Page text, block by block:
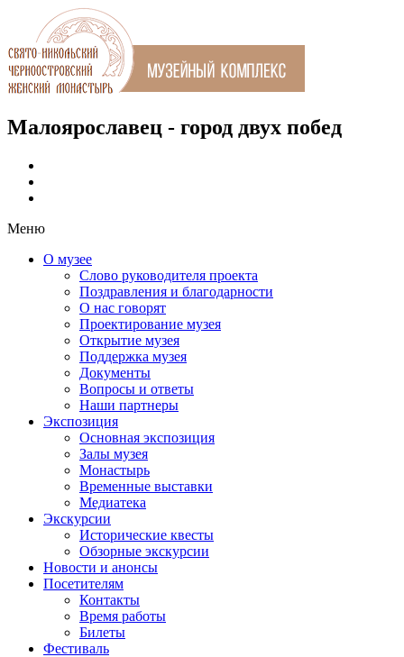
Малоярославец - город двух побед
Меню
О музее
Слово руководителя проекта
Поздравления и благодарности
О нас говорят
Проектирование музея
Открытие музея
Поддержка музея
Документы
Вопросы и ответы
Наши партнеры
Экспозиция
Основная экспозиция
Залы музея
Монастырь
Временные выставки
Медиатека
Экскурсии
Исторические квесты
Обзорные экскурсии
Новости и анонсы
Посетителям
Контакты
Время работы
Билеты
Фестиваль